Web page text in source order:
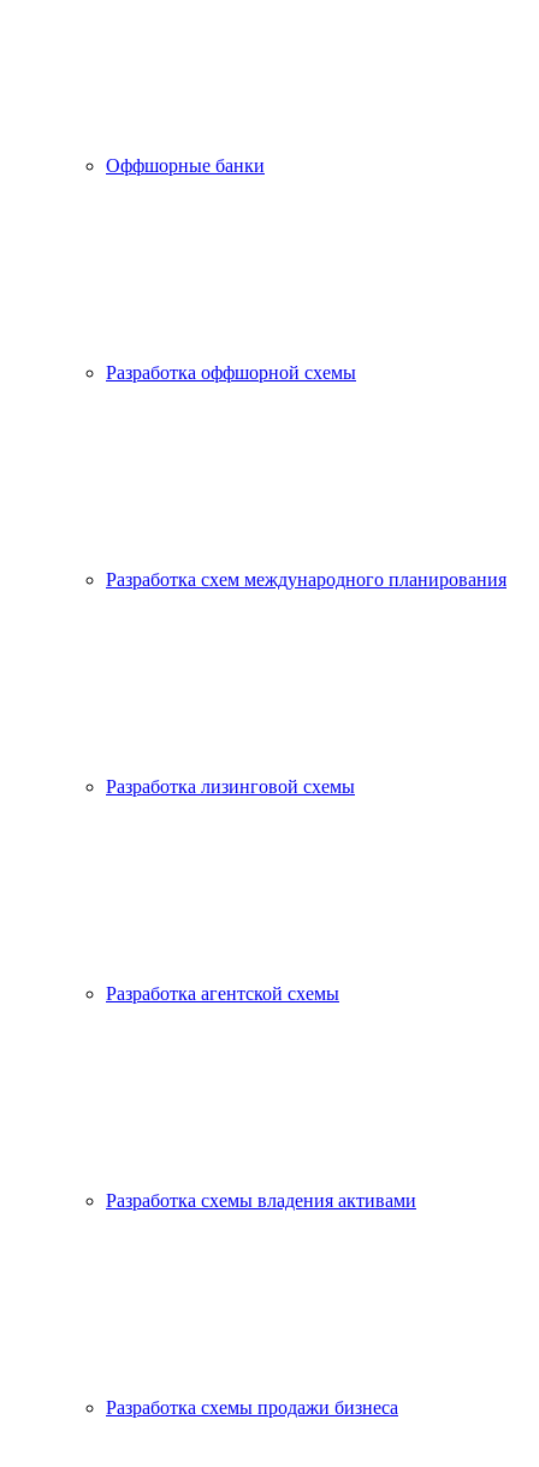
Оффшорные банки
Разработка оффшорной схемы
Разработка схем международного планирования
Разработка лизинговой схемы
Разработка агентской схемы
Разработка схемы владения активами
Разработка схемы продажи бизнеса